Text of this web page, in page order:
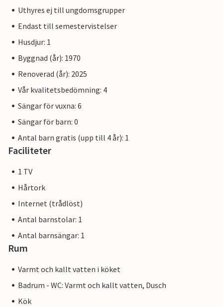
Uthyres ej till ungdomsgrupper
Endast till semestervistelser
Husdjur: 1
Byggnad (år): 1970
Renoverad (år): 2025
Vår kvalitetsbedömning: 4
Sängar för vuxna: 6
Sängar för barn: 0
Antal barn gratis (upp till 4 år): 1
Faciliteter
1 TV
Hårtork
Internet (trådlöst)
Antal barnstolar: 1
Antal barnsängar: 1
Rum
Varmt och kallt vatten i köket
Badrum - WC: Varmt och kallt vatten, Dusch
Kök